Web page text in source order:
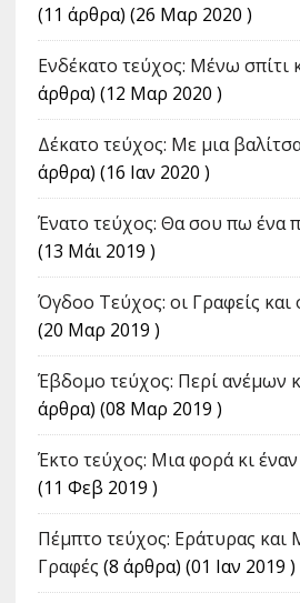
(11 άρθρα) (26 Μαρ 2020 )
Ενδέκατο τεύχος: Μένω σπίτι
άρθρα) (12 Μαρ 2020 )
Δέκατο τεύχος: Με μια
άρθρα) (16 Ιαν 2020 )
Ένατο τεύχος: Θα σου πω ένα
(13 Μάι 2019 )
Όγδοο Τεύχος: οι Γραφείς και
(20 Μαρ 2019 )
Έβδομο τεύχος: Περί ανέμων
άρθρα) (08 Μαρ 2019 )
Έκτο τεύχος: Μια φορά κι έναν
(11 Φεβ 2019 )
Πέμπτο τεύχος: Εράτυρας και
Γραφές (8 άρθρα) (01 Ιαν 2019 )